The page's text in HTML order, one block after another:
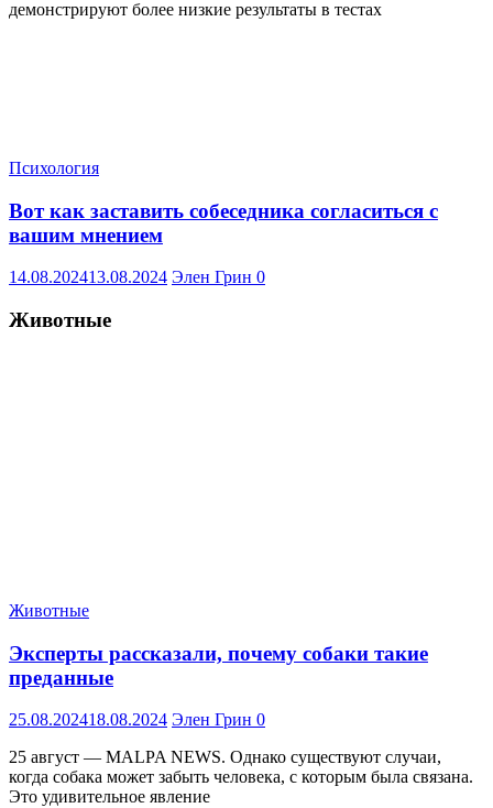
демонстрируют более низкие результаты в тестах
Психология
Вот как заставить собеседника согласиться с
вашим мнением
14.08.202413.08.2024 Элен Грин 0
Животные
Животные
Эксперты рассказали, почему собаки такие
преданные
25.08.202418.08.2024 Элен Грин 0
25 август — MALPA NEWS. Однако существуют случаи,
когда собака может забыть человека, с которым была связана.
Это удивительное явление